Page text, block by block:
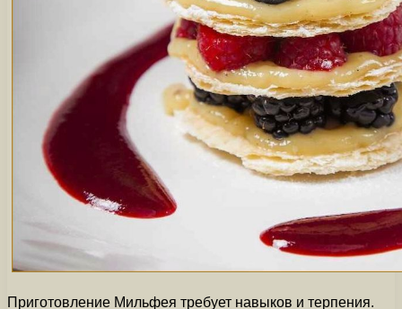
Приготовление Мильфея требует навыков и терпения.